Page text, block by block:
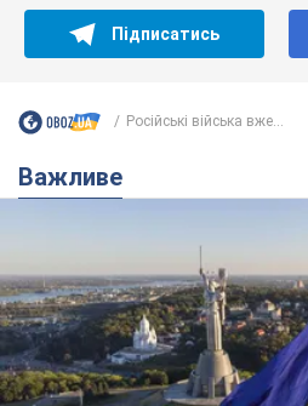
Якою була оригінальна
чому її боялася Російська
Державним символом є тільки
4 часа назад 18,7 т.
Олександру Пономарьову